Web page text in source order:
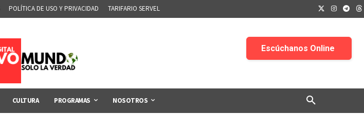
POLÍTICA DE USO Y PRIVACIDAD TARIFARIO SERVEL
CULTURA PROGRAMAS NOSOTROS